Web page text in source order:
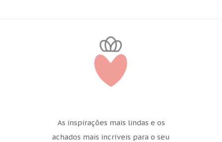
As inspirações mais lindas e os
achados mais incríveis para o seu